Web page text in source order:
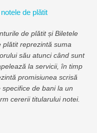
de plătit
de plătit și Biletele
plătit reprezintă suma
său atunci când sunt
la servicii, în timp
promisiunea scrisă
de bani la un
cererii titularului notei.